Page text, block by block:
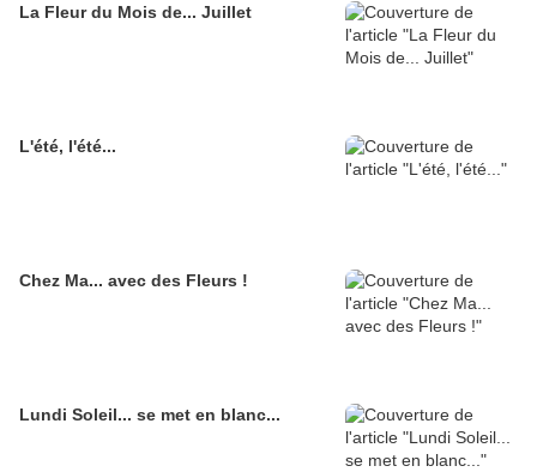
La Fleur du Mois de... Juillet
L'été, l'été...
Chez Ma... avec des Fleurs !
Lundi Soleil... se met en blanc...